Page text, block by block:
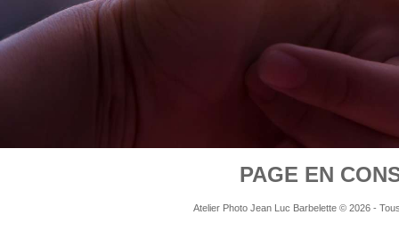
PAGE EN
Atelier Photo Jean Luc Barbelette © 2026 -